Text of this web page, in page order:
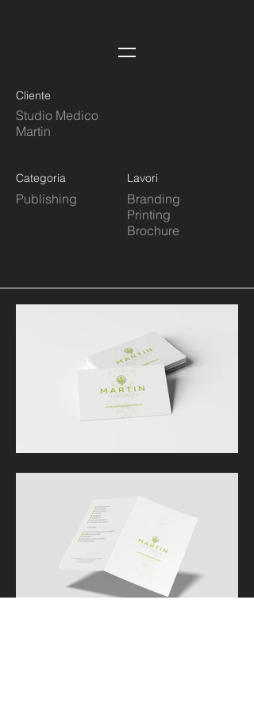
Cliente
Studio Medico
Martin
Categoria
Publishing
Lavori
Branding
Printing
Brochure